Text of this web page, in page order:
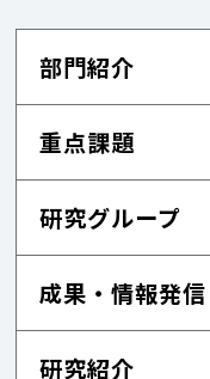
部門紹介
重点課題
研究グループ
成果・情報発信
研究紹介